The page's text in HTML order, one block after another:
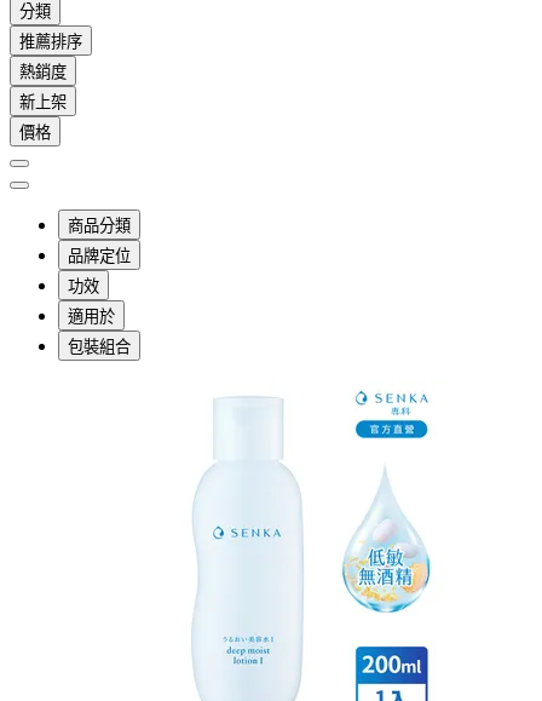
分類
推薦排序
熱銷度
新上架
價格
商品分類
品牌定位
功效
適用於
包裝組合